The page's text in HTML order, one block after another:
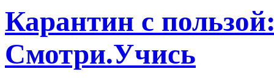
Карантин с
Смотри.Учись